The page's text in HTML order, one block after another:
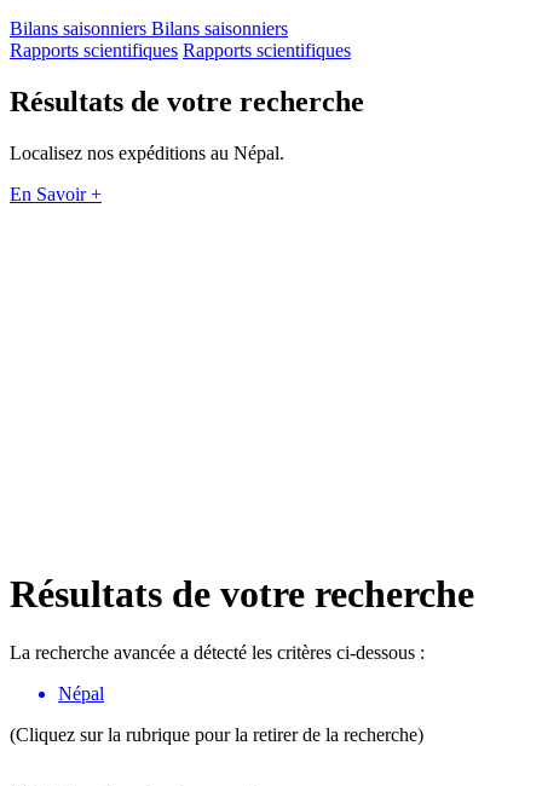
Bilans saisonniers Bilans saisonniers
Rapports scientifiques Rapports scientifiques
Résultats de votre recherche
Localisez nos expéditions au Népal.
En Savoir +
Résultats de votre recherche
La recherche avancée a détecté les critères ci-dessous :
Népal
(Cliquez sur la rubrique pour la retirer de la recherche)